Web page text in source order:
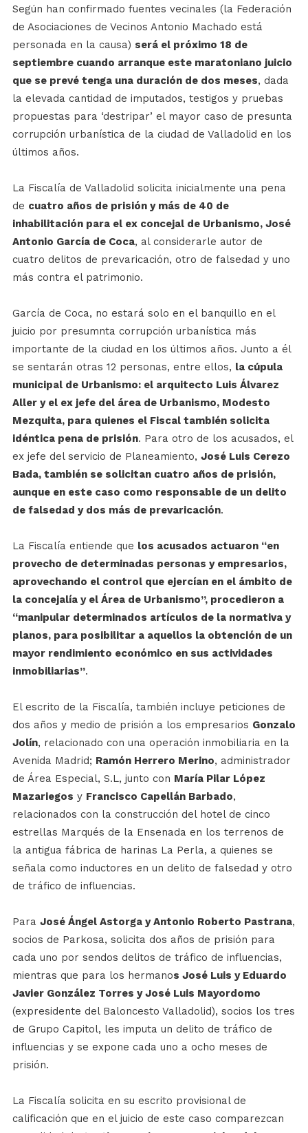
Según han confirmado fuentes vecinales (la Federación
de Asociaciones de Vecinos Antonio Machado está
personada en la causa) será el próximo 18 de
septiembre cuando arranque este maratoniano juicio
que se prevé tenga una duración de dos meses, dada
la elevada cantidad de imputados, testigos y pruebas
propuestas para ‘destripar’ el mayor caso de presunta
corrupción urbanística de la ciudad de Valladolid en los
últimos años.
La Fiscalía de Valladolid solicita inicialmente una pena
de cuatro años de prisión y más de 40 de
inhabilitación para el ex concejal de Urbanismo, José
Antonio García de Coca, al considerarle autor de
cuatro delitos de prevaricación, otro de falsedad y uno
más contra el patrimonio.
García de Coca, no estará solo en el banquillo en el
juicio por presumnta corrupción urbanística más
importante de la ciudad en los últimos años. Junto a él
se sentarán otras 12 personas, entre ellos, la cúpula
municipal de Urbanismo: el arquitecto Luis Álvarez
Aller y el ex jefe del área de Urbanismo, Modesto
Mezquita, para quienes el Fiscal también solicita
idéntica pena de prisión. Para otro de los acusados, el
ex jefe del servicio de Planeamiento, José Luis Cerezo
Bada, también se solicitan cuatro años de prisión,
aunque en este caso como responsable de un delito
de falsedad y dos más de prevaricación.
La Fiscalía entiende que los acusados actuaron “en
provecho de determinadas personas y empresarios,
aprovechando el control que ejercían en el ámbito de
la concejalía y el Área de Urbanismo”, procedieron a
“manipular determinados artículos de la normativa y
planos, para posibilitar a aquellos la obtención de un
mayor rendimiento económico en sus actividades
inmobiliarias”.
El escrito de la Fiscalía, también incluye peticiones de
dos años y medio de prisión a los empresarios Gonzalo
Jolín, relacionado con una operación inmobiliaria en la
Avenida Madrid; Ramón Herrero Merino, administrador
de Área Especial, S.L, junto con María Pilar López
Mazariegos y Francisco Capellán Barbado,
relacionados con la construcción del hotel de cinco
estrellas Marqués de la Ensenada en los terrenos de
la antigua fábrica de harinas La Perla, a quienes se
señala como inductores en un delito de falsedad y otro
de tráfico de influencias.
Para José Ángel Astorga y Antonio Roberto Pastrana,
socios de Parkosa, solicita dos años de prisión para
cada uno por sendos delitos de tráfico de influencias,
mientras que para los hermanos José Luis y Eduardo
Javier González Torres y José Luis Mayordomo
(expresidente del Baloncesto Valladolid), socios los tres
de Grupo Capitol, les imputa un delito de tráfico de
influencias y se expone cada uno a ocho meses de
prisión.
La Fiscalía solicita en su escrito provisional de
calificación que en el juicio de este caso comparezcan